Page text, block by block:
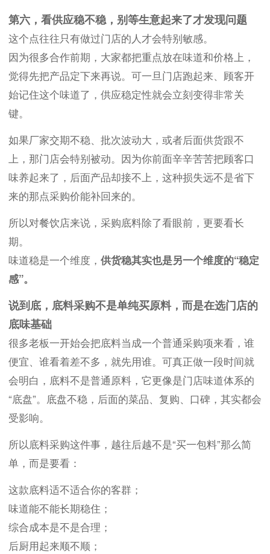
第六，看供应稳不稳，别等生意起来了才发现问题
这个点往往只有做过门店的人才会特别敏感。
因为很多合作前期，大家都把重点放在味道和价格上，
觉得先把产品定下来再说。可一旦门店跑起来、顾客开
始记住这个味道了，供应稳定性就会立刻变得非常关
键。
如果厂家交期不稳、批次波动大，或者后面供货跟不
上，那门店会特别被动。因为你前面辛辛苦苦把顾客口
味养起来了，后面产品却接不上，这种损失远不是省下
来的那点采购价能补回来的。
所以对餐饮店来说，采购底料除了看眼前，更要看长
期。
味道稳是一个维度， 供货稳其实也是另一个维度的“稳定
感”。
说到底，底料采购不是单纯买原料，而是在选门店的
底味基础
很多老板一开始会把底料当成一个普通采购项来看，谁
便宜、谁看着差不多，就先用谁。可真正做一段时间就
会明白，底料不是普通原料，它更像是门店味道体系的
“底盘”。底盘不稳，后面的菜品、复购、口碑，其实都会
受影响。
所以底料采购这件事，越往后越不是“买一包料”那么简
单，而是要看：
这款底料适不适合你的客群；
味道能不能长期稳住；
综合成本是不是合理；
后厨用起来顺不顺；